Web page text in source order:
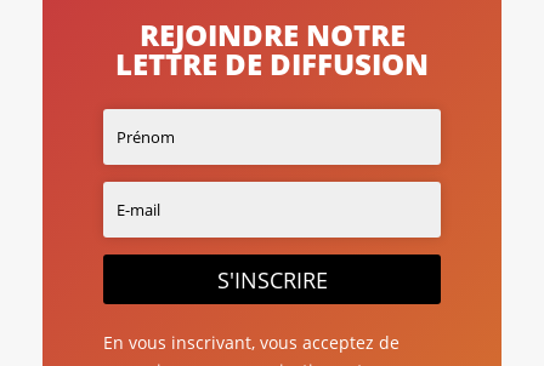
REJOINDRE NOTRE
LETTRE DE DIFFUSION
S'INSCRIRE
En vous inscrivant, vous acceptez de